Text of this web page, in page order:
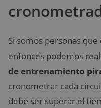
Si somos personas
entonces podemos
de entrenamiento
cronometrar cada
debe ser superar el